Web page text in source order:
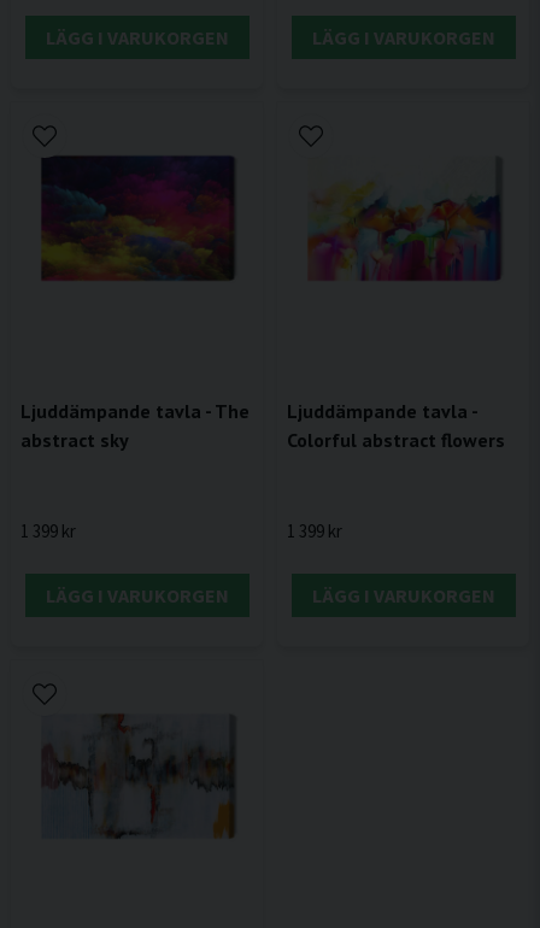
LÄGG I VARUKORGEN LÄGG I VARUKORGEN
Ljuddämpande tavla - The
abstract sky
1 399 kr
LÄGG I VARUKORGEN
Ljuddämpande tavla -
Colorful abstract flowers
1 399 kr
LÄGG I VARUKORGEN